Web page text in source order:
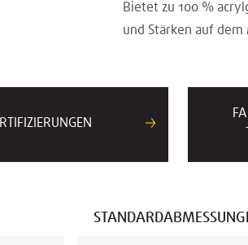
Bietet zu 100 %
und Stärken auf dem